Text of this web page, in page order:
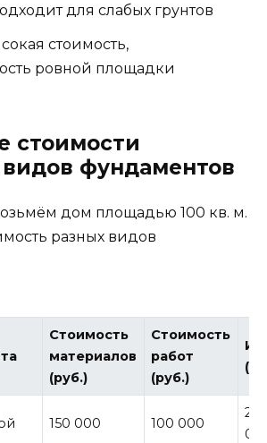
для слабых грунтов
стоимость,
ровной площадки
стоимости
фундаментов
дом площадью 100 кв. м.
разных видов
Стоимость
материалов
(руб.)
Стоимость
работ
(руб.)
150 000 100 000